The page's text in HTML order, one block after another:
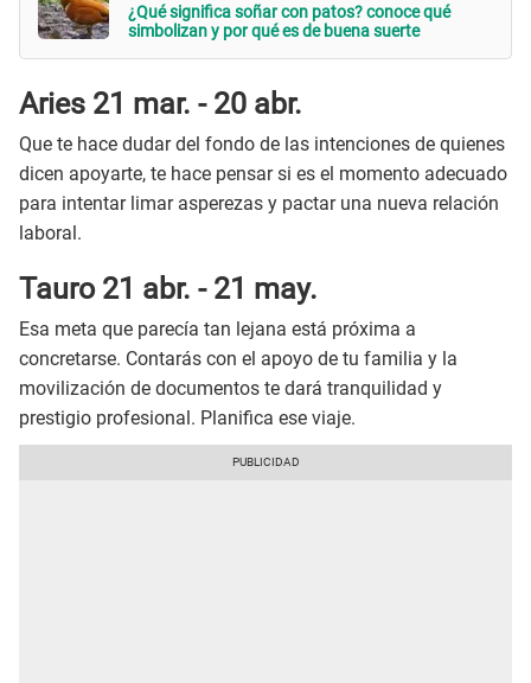
¿Qué significa soñar con patos? conoce qué
simbolizan y por qué es de buena suerte
Aries 21 mar. - 20 abr.
Que te hace dudar del fondo de las intenciones de quienes
dicen apoyarte, te hace pensar si es el momento adecuado
para intentar limar asperezas y pactar una nueva relación
laboral.
Tauro 21 abr. - 21 may.
Esa meta que parecía tan lejana está próxima a
concretarse. Contarás con el apoyo de tu familia y la
movilización de documentos te dará tranquilidad y
prestigio profesional. Planifica ese viaje.